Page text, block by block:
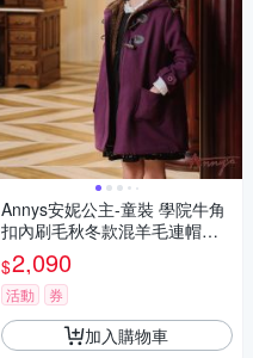
Annys安妮公主-童裝 學院牛角
扣內刷毛秋冬款混羊毛連帽大
衣*2670紫色
$2,090
活動 券
加入購物車